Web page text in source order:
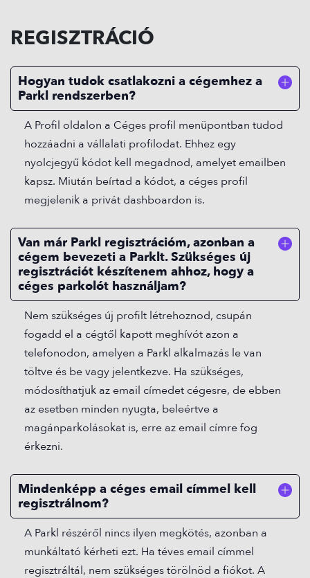
REGISZTRÁCIÓ
Hogyan tudok csatlakozni a cégemhez a
Parkl rendszerben?
A Profil oldalon a Céges profil menüpontban tudod
hozzáadni a vállalati profilodat. Ehhez egy
nyolcjegyű kódot kell megadnod, amelyet emailben
kapsz. Miután beírtad a kódot, a céges profil
megjelenik a privát dashboardon is.
Van már Parkl regisztrációm, azonban a
cégem bevezeti a Parklt. Szükséges új
regisztrációt készítenem ahhoz, hogy a
céges parkolót használjam?
Nem szükséges új profilt létrehoznod, csupán
fogadd el a cégtől kapott meghívót azon a
telefonodon, amelyen a Parkl alkalmazás le van
töltve és be vagy jelentkezve. Ha szükséges,
módosíthatjuk az email címedet cégesre, de ebben
az esetben minden nyugta, beleértve a
magánparkolásokat is, erre az email címre fog
érkezni.
Mindenképp a céges email címmel kell
regisztrálnom?
A Parkl részéről nincs ilyen megkötés, azonban a
munkáltató kérheti ezt. Ha téves email címmel
regisztráltál, nem szükséges törölnöd a fiókot. A